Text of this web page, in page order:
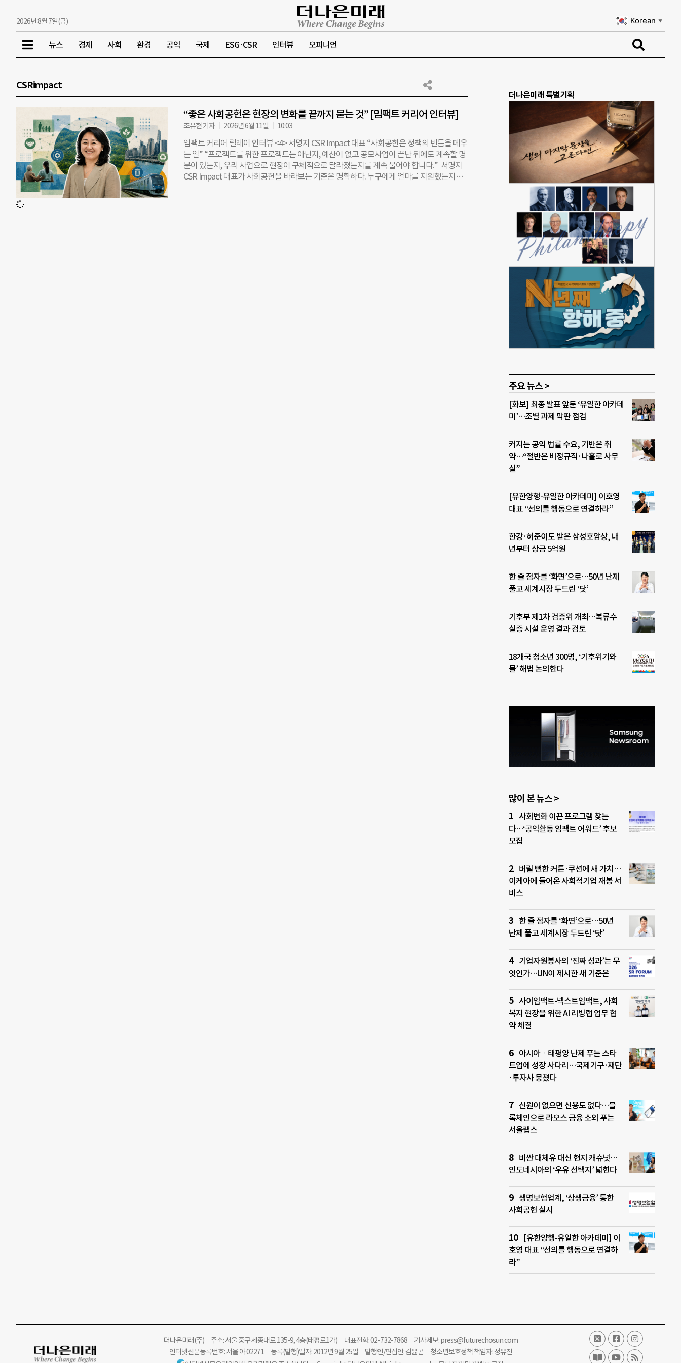
2026년 8월 7일(금) Korean ▼
뉴스 경제 사회 환경 공익 국제 ESG·CSR 인터뷰 오피니언
CSRimpact
“좋은 사회공헌은 현장의 변화를 끝까지 묻는 것” [임팩트 커리어 인터뷰]
조유현 기자 2026년 6월 11일 10:03
임팩트 커리어 릴레이 인터뷰 <4> 서명지 CSR Impact 대표 “사회공헌은 정책의 빈틈을 메우
는 일” “프로젝트를 위한 프로젝트는 아닌지, 예산이 없고 공모사업이 끝난 뒤에도 계속할 명
분이 있는지, 우리 사업으로 현장이 구체적으로 달라졌는지를 계속 물어야 합니다.” 서명지
CSR Impact 대표가 사회공헌을 바라보는 기준은 명확하다. 누구에게 얼마를 지원했는지보
더나은미래 특별기획
주요 뉴스 >
[화보] 최종 발표 앞둔 ‘유일한 아카데
미’…조별 과제 막판 점검
커지는 공익 법률 수요, 기반은 취
약…“절반은 비정규직·나홀로 사무
실”
[유한양행-유일한 아카데미] 이호영
대표 “선의를 행동으로 연결하라”
한강·허준이도 받은 삼성호암상, 내
년부터 상금 5억원
한 줄 점자를 ‘화면’으로…50년 난제
풀고 세계시장 두드린 ‘닷’
기후부 제1차 검증위 개최…복류수
실증 시설 운영 결과 검토
18개국 청소년 300명, ‘기후위기와
물’ 해법 논의한다
많이 본 뉴스 >
사회변화 이끈 프로그램 찾는
다…‘공익활동 임팩트 어워드’ 후보
모집
버릴 뻔한 커튼·쿠션에 새 가치…
이케아에 들어온 사회적기업 재봉 서
비스
한 줄 점자를 ‘화면’으로…50년
난제 풀고 세계시장 두드린 ‘닷’
기업자원봉사의 ‘진짜 성과’는 무
엇인가…UN이 제시한 새 기준은
사이임팩트-넥스트임팩트, 사회
복지 현장을 위한 AI 리빙랩 업무 협
약 체결
아시아ㆍ태평양 난제 푸는 스타
트업에 성장 사다리…국제기구·재단
·투자사 뭉쳤다
신원이 없으면 신용도 없다…블
록체인으로 라오스 금융 소외 푸는
서울랩스
비싼 대체유 대신 현지 캐슈넛…
인도네시아의 ‘우유 선택지’ 넓힌다
생명보험업계, ‘상생금융’ 통한
사회공헌 실시
[유한양행-유일한 아카데미] 이
호영 대표 “선의를 행동으로 연결하
라”
더나은미래(주)주소: 서울 중구 세종대로 135-9, 4층(태평로1가) 대표전화: 02-732-7868 기사제보:press@futurechosun.com
인터넷신문등록번호: 서울 아 02271 등록(발행)일자: 2012년 9월 25일 발행인/편집인: 김윤곤 청소년보호정책 책임자: 정유진